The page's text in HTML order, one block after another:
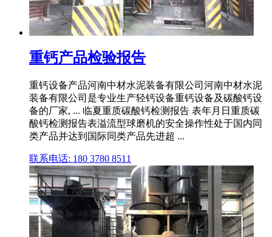
重钙产品检验报告
重钙设备产品河南中材水泥装备有限公司河南中材水泥
装备有限公司是专业生产轻钙设备重钙设备及碳酸钙设
备的厂家, ... 临夏重质碳酸钙检测报告 表年月日重质碳
酸钙检测报告表溢流型球磨机的安全操作性处于国内同
类产品并达到国际同类产品先进超 ...
联系电话: 180 3780 8511